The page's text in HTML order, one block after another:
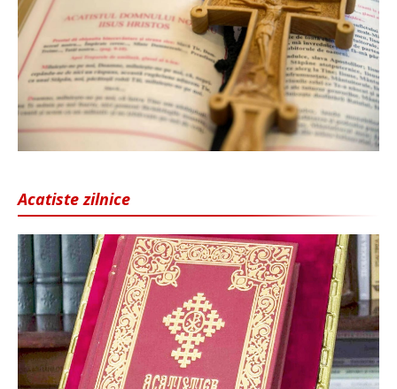
Acatiste zilnice